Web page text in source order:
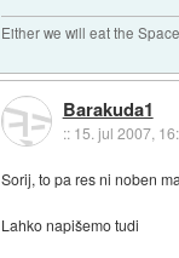
Either we will eat the
Barakuda1
:: 15. jul 2007,
Sorij, to pa res ni noben
Lahko napišemo tudi